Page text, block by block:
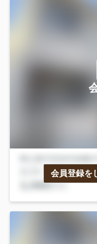
会員登録を